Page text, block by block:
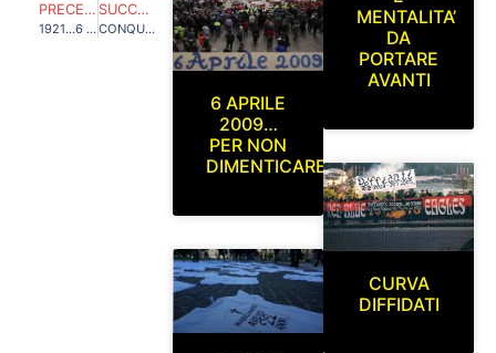
PRECEDENTE
1921…6 ANNI PRIMA DE L’AQUILA 1927 …2021 TANTI AUGURI ALFREDO PER I TUOI 100 ANNI!
SUCCESSIVO
CONQUISTIAMO UN’ALTRA CATEGORIA! L’AQUILA 1927 LA SQUADRA DELLA GENTE APPARTIENE A NOI R.B.E. 1978
6 APRILE
2009…
PER NON
DIMENTICARE
MENTALITA’
DA
PORTARE
AVANTI
CURVA
DIFFIDATI